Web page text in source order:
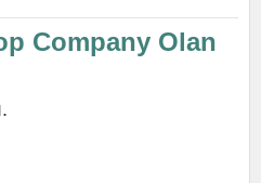
Company Olan